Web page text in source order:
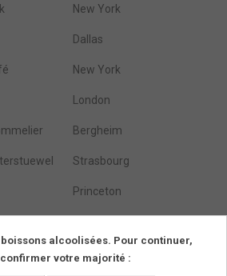
New York
Dallas
New York
London
Bergheim
Strasbourg
Princeton
alcoolisées. Pour continuer,
votre majorité :